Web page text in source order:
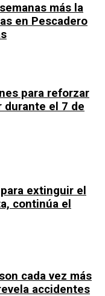
más la
en Pescadero
para reforzar
durante el 7 de
extinguir el
continúa el
cada vez más
accidentes